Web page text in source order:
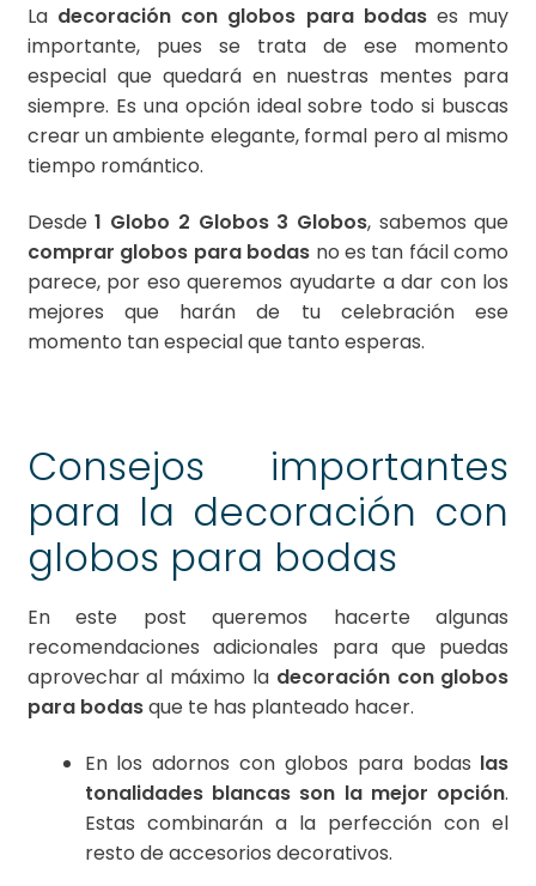
La decoración con globos para bodases muy
importante, pues se trata de ese momento
especial que quedará en nuestras mentes para
siempre. Es una opción ideal sobre todo si buscas
crear un ambiente elegante, formal pero al mismo
tiempo romántico.
Desde1 Globo 2 Globos 3 Globos, sabemos que
comprar globos para bodas no es tan fácil como
parece, por eso queremos ayudarte a dar con los
mejores que harán de tu celebración ese
momento tan especial que tanto esperas.
Consejos importantes
para la decoración con
globos para bodas
En este post queremos hacerte algunas
recomendaciones adicionales para que puedas
aprovechar al máximo la decoración con globos
para bodasque te has planteado hacer.
En los adornos con globos para bodas las
tonalidades blancas son la mejor opción.
Estas combinarán a la perfección con el
resto de accesorios decorativos.